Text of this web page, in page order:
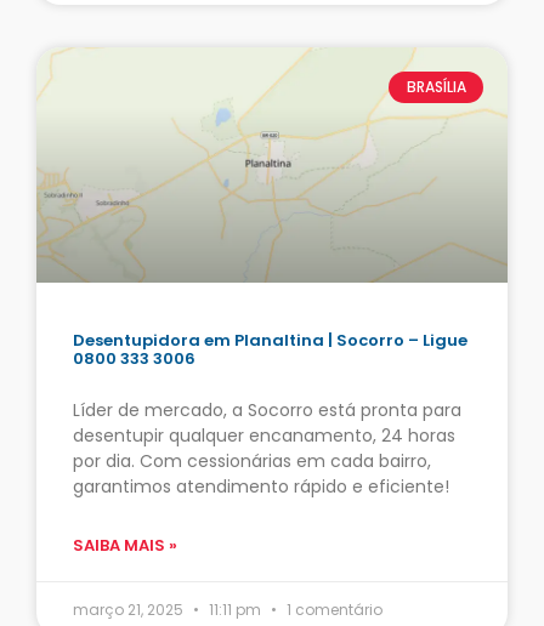
BRASÍLIA
Desentupidora em Planaltina | Socorro – Ligue
0800 333 3006
Líder de mercado, a Socorro está pronta para
desentupir qualquer encanamento, 24 horas
por dia. Com cessionárias em cada bairro,
garantimos atendimento rápido e eficiente!
SAIBA MAIS »
março 21, 2025 11:11 pm 1 comentário